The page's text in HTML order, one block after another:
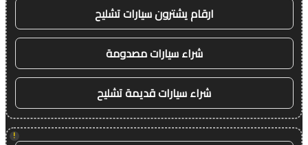
ارقام يشترون سيارات تشليح
شراء سيارات مصدومة
شراء سيارات قديمة تشليح
!